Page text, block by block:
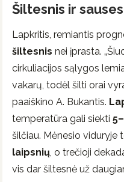
Šiltesnis ir
Lapkritis, remiantis
šiltesnis nei įprasta.
cirkuliacijos sąlygos
vakarų, todėl šilti orai
paaiškino A. Bukantis.
temperatūra gali siekti
šilčiau. Mėnesio viduryje
laipsnių , o trečioji
vis dar šiltesnė už